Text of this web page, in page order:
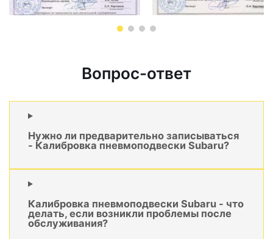
Вопрос-ответ
Нужно ли предварительно записываться
- Калибровка пневмоподвески Subaru?
Калибровка пневмоподвески Subaru - что
делать, если возникли проблемы после
обслуживания?